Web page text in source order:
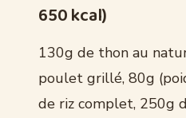
650 kcal)
130g de thon au
poulet grillé, 80g
de riz complet, 250g